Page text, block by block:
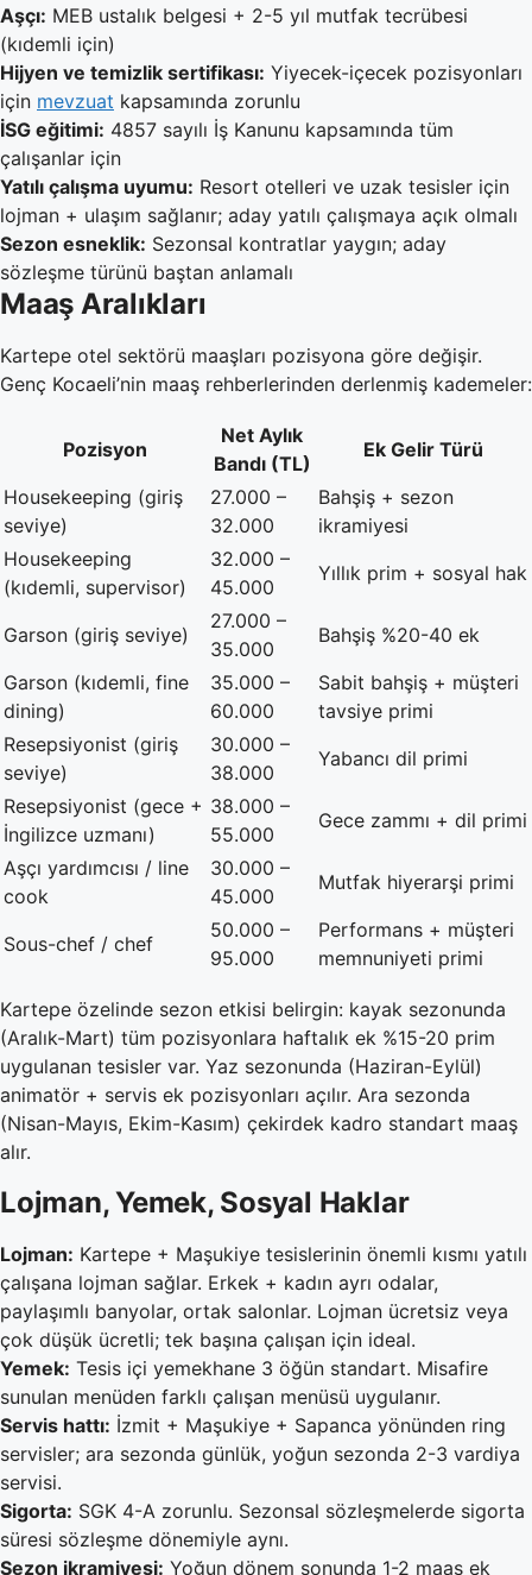
Aşçı: MEB ustalık belgesi + 2-5 yıl mutfak tecrübesi
(kıdemli için)
Hijyen ve temizlik sertifikası: Yiyecek-içecek pozisyonları
için mevzuat kapsamında zorunlu
İSG eğitimi: 4857 sayılı İş Kanunu kapsamında tüm
çalışanlar için
Yatılı çalışma uyumu: Resort otelleri ve uzak tesisler için
lojman + ulaşım sağlanır; aday yatılı çalışmaya açık olmalı
Sezon esneklik: Sezonsal kontratlar yaygın; aday
sözleşme türünü baştan anlamalı
Maaş Aralıkları
Kartepe otel sektörü maaşları pozisyona göre değişir.
Genç Kocaeli’nin maaş rehberlerinden derlenmiş kademeler:
Pozisyon
Net Aylık
Bandı (TL)
Ek Gelir Türü
Housekeeping (giriş
seviye)
27.000 –
32.000
Bahşiş + sezon
ikramiyesi
Housekeeping
(kıdemli, supervisor)
32.000 –
45.000
Yıllık prim + sosyal hak
Garson (giriş seviye)
27.000 –
35.000
Bahşiş %20-40 ek
Garson (kıdemli, fine
dining)
35.000 –
60.000
Sabit bahşiş + müşteri
tavsiye primi
Resepsiyonist (giriş
seviye)
30.000 –
38.000
Yabancı dil primi
Resepsiyonist (gece +
İngilizce uzmanı)
38.000 –
55.000
Gece zammı + dil primi
Aşçı yardımcısı / line
cook
30.000 –
45.000
Mutfak hiyerarşi primi
Sous-chef / chef
50.000 –
95.000
Performans + müşteri
memnuniyeti primi
Kartepe özelinde sezon etkisi belirgin: kayak sezonunda
(Aralık-Mart) tüm pozisyonlara haftalık ek %15-20 prim
uygulanan tesisler var. Yaz sezonunda (Haziran-Eylül)
animatör + servis ek pozisyonları açılır. Ara sezonda
(Nisan-Mayıs, Ekim-Kasım) çekirdek kadro standart maaş
alır.
Lojman, Yemek, Sosyal Haklar
Lojman: Kartepe + Maşukiye tesislerinin önemli kısmı yatılı
çalışana lojman sağlar. Erkek + kadın ayrı odalar,
paylaşımlı banyolar, ortak salonlar. Lojman ücretsiz veya
çok düşük ücretli; tek başına çalışan için ideal.
Yemek: Tesis içi yemekhane 3 öğün standart. Misafire
sunulan menüden farklı çalışan menüsü uygulanır.
Servis hattı: İzmit + Maşukiye + Sapanca yönünden ring
servisler; ara sezonda günlük, yoğun sezonda 2-3 vardiya
servisi.
Sigorta: SGK 4-A zorunlu. Sezonsal sözleşmelerde sigorta
süresi sözleşme dönemiyle aynı.
Sezon ikramiyesi: Yoğun dönem sonunda 1-2 maaş ek